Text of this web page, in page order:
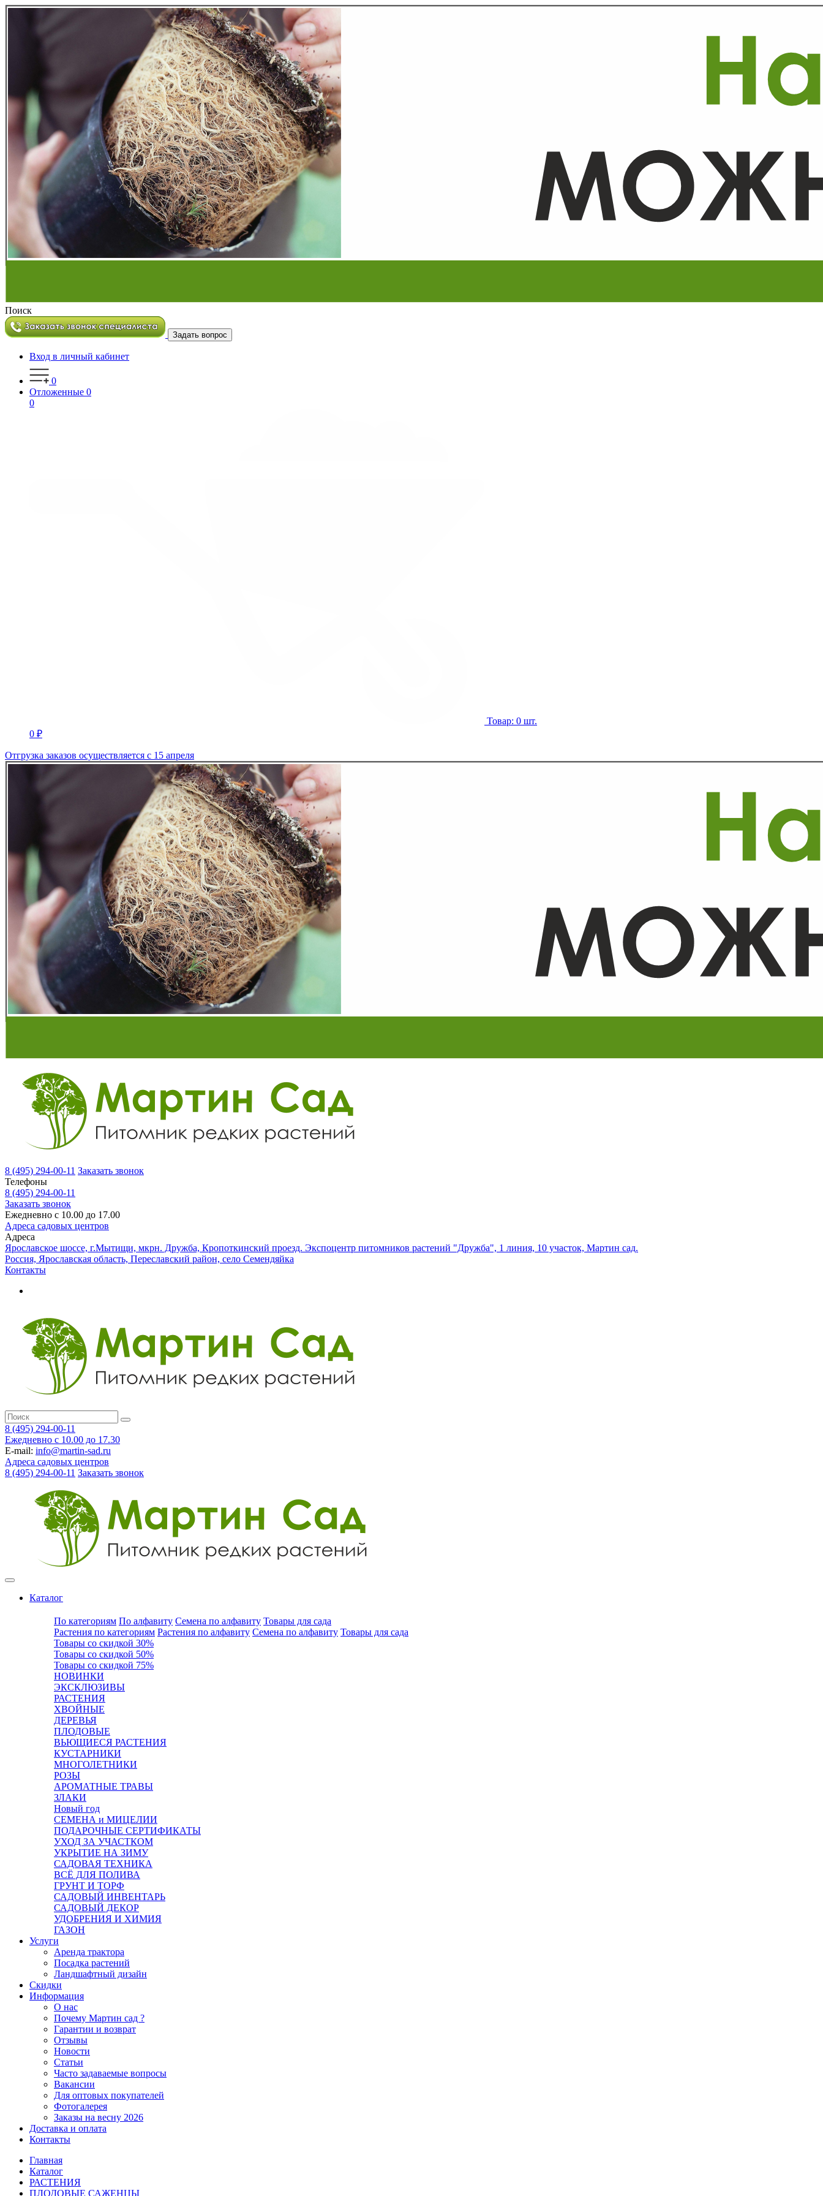
Поиск
Задать вопрос
Вход в личный кабинет
0
Отложенные 0
0
Товар: 0 шт.
0 ₽
Отгрузка заказов осуществляется с 15 апреля
8 (495) 294-00-11 Заказать звонок
Телефоны
8 (495) 294-00-11
Заказать звонок
Ежедневно с 10.00 до 17.00
Адреса садовых центров
Адреса
Ярославское шоссе, г.Мытищи, мкрн. Дружба, Кропоткинский проезд. Экспоцентр питомников растений "Дружба", 1 линия, 10 участок, Мартин сад.
Россия, Ярославская область, Переславский район, село Семендяйка
Контакты
8 (495) 294-00-11
Ежедневно с 10.00 до 17.30
E-mail: info@martin-sad.ru
Адреса садовых центров
8 (495) 294-00-11 Заказать звонок
Каталог
По категориям По алфавиту Семена по алфавиту Товары для сада
Растения по категориям Растения по алфавиту Семена по алфавиту Товары для сада
Товары со скидкой 30%
Товары со скидкой 50%
Товары со скидкой 75%
НОВИНКИ
ЭКСКЛЮЗИВЫ
РАСТЕНИЯ
ХВОЙНЫЕ
ДЕРЕВЬЯ
ПЛОДОВЫЕ
ВЬЮЩИЕСЯ РАСТЕНИЯ
КУСТАРНИКИ
МНОГОЛЕТНИКИ
РОЗЫ
АРОМАТНЫЕ ТРАВЫ
ЗЛАКИ
Новый год
СЕМЕНА и МИЦЕЛИИ
ПОДАРОЧНЫЕ СЕРТИФИКАТЫ
УХОД ЗА УЧАСТКОМ
УКРЫТИЕ НА ЗИМУ
САДОВАЯ ТЕХНИКА
ВСЁ ДЛЯ ПОЛИВА
ГРУНТ И ТОРФ
САДОВЫЙ ИНВЕНТАРЬ
САДОВЫЙ ДЕКОР
УДОБРЕНИЯ И ХИМИЯ
ГАЗОН
Услуги
Аренда трактора
Посадка растений
Ландшафтный дизайн
Скидки
Информация
О нас
Почему Мартин сад ?
Гарантии и возврат
Отзывы
Новости
Статьи
Часто задаваемые вопросы
Вакансии
Для оптовых покупателей
Фотогалерея
Заказы на весну 2026
Доставка и оплата
Контакты
Главная
Каталог
РАСТЕНИЯ
ПЛОДОВЫЕ САЖЕНЦЫ